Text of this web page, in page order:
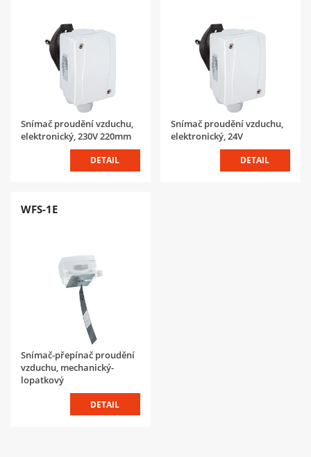
Snímač proudění vzduchu,
elektronický, 230V 220mm
DETAIL
Snímač proudění vzduchu,
elektronický, 24V
DETAIL
WFS-1E
Snímač-přepínač proudění
vzduchu, mechanický-
lopatkový
DETAIL